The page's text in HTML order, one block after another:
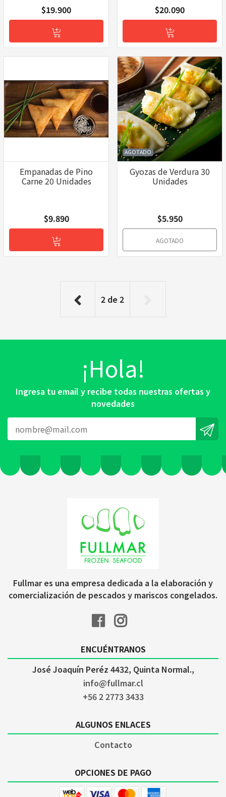
$19.900 $20.090
Empanadas de Pino
Carne 20 Unidades
$9.890
AGOTADO
Gyozas de Verdura 30
Unidades
$5.950
AGOTADO
2 de 2
¡Hola!
Ingresa tu email y recibe todas nuestras ofertas y
novedades
Fullmar es una empresa dedicada a la elaboración y
comercialización de pescados y mariscos congelados.
ENCUÉNTRANOS
José Joaquín Peréz 4432, Quinta Normal.,
info@fullmar.cl
+56 2 2773 3433
ALGUNOS ENLACES
Contacto
OPCIONES DE PAGO